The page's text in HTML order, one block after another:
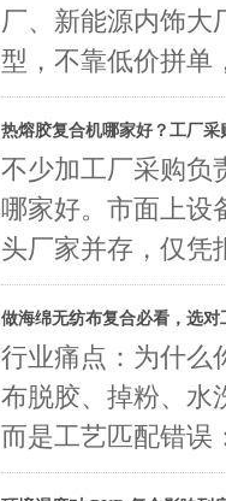
厂、新能源内饰大
型，不靠低价拼单
热熔胶复合机哪家好？工厂
不少加工厂采购负
哪家好。市面上设
头厂家并存，仅凭
做海绵无纺布复合必看，选对
行业痛点：为什么
布脱胶、掉粉、水
而是工艺匹配错误